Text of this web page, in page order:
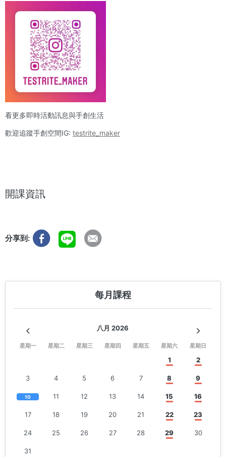
看更多即時活動訊息與手創生活
歡迎追蹤手創空間IG: testrite_maker
開課資訊
分享到:
每月課程
八月 2026
星期一 星期二 星期三 星期四 星期五 星期六 星期日
1 2
3 4 5 6 7 8 9
10 11 12 13 14 15 16
17 18 19 20 21 22 23
24 25 26 27 28 29 30
31